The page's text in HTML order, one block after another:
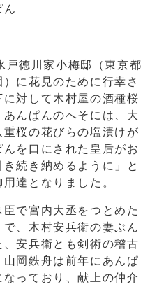
ん
徳川家小梅邸（東京都
に花見のために行幸さ
対して木村屋の酒種桜
んぱんのへそには、大
桜の花びらの塩漬けが
を口にされた皇后がお
続き納めるように」と
達となりました。
で宮内大丞をつとめた
、木村安兵衛の妻ぶん
安兵衛とも剣術の稽古
岡鉄舟は前年にあんぱ
っており、献上の仲介